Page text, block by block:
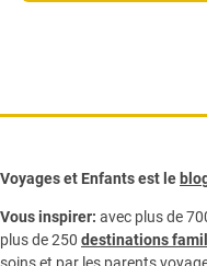
Voyages et Enfants est le
Vous inspirer: avec plus de
plus de 250 destinations